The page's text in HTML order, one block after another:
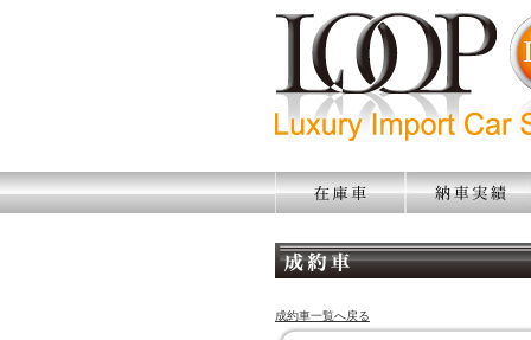
成約車一覧へ戻る